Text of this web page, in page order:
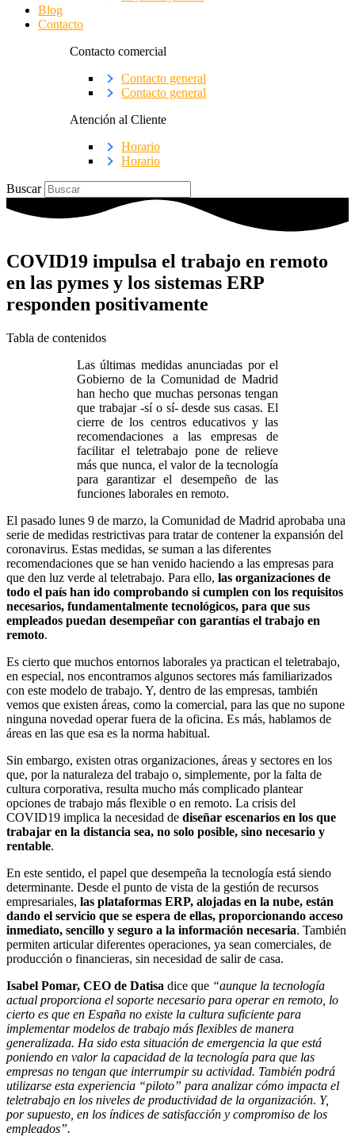
Blog
Contacto
Contacto comercial
Contacto general
Contacto general
Atención al Cliente
Horario
Horario
Buscar
COVID19 impulsa el trabajo en remoto
en las pymes y los sistemas ERP
responden positivamente
Tabla de contenidos
Las últimas medidas anunciadas por el
Gobierno de la Comunidad de Madrid
han hecho que muchas personas tengan
que trabajar -sí o sí- desde sus casas. El
cierre de los centros educativos y las
recomendaciones a las empresas de
facilitar el teletrabajo pone de relieve
más que nunca, el valor de la tecnología
para garantizar el desempeño de las
funciones laborales en remoto.
El pasado lunes 9 de marzo, la Comunidad de Madrid aprobaba una
serie de medidas restrictivas para tratar de contener la expansión del
coronavirus. Estas medidas, se suman a las diferentes
recomendaciones que se han venido haciendo a las empresas para
que den luz verde al teletrabajo. Para ello, las organizaciones de
todo el país han ido comprobando si cumplen con los requisitos
necesarios, fundamentalmente tecnológicos, para que sus
empleados puedan desempeñar con garantías el trabajo en
remoto.
Es cierto que muchos entornos laborales ya practican el teletrabajo,
en especial, nos encontramos algunos sectores más familiarizados
con este modelo de trabajo. Y, dentro de las empresas, también
vemos que existen áreas, como la comercial, para las que no supone
ninguna novedad operar fuera de la oficina. Es más, hablamos de
áreas en las que esa es la norma habitual.
Sin embargo, existen otras organizaciones, áreas y sectores en los
que, por la naturaleza del trabajo o, simplemente, por la falta de
cultura corporativa, resulta mucho más complicado plantear
opciones de trabajo más flexible o en remoto. La crisis del
COVID19 implica la necesidad de diseñar escenarios en los que
trabajar en la distancia sea, no solo posible, sino necesario y
rentable.
En este sentido, el papel que desempeña la tecnología está siendo
determinante. Desde el punto de vista de la gestión de recursos
empresariales, las plataformas ERP, alojadas en la nube, están
dando el servicio que se espera de ellas, proporcionando acceso
inmediato, sencillo y seguro a la información necesaria. También
permiten articular diferentes operaciones, ya sean comerciales, de
producción o financieras, sin necesidad de salir de casa.
Isabel Pomar, CEO de Datisa dice que “aunque la tecnología
actual proporciona el soporte necesario para operar en remoto, lo
cierto es que en España no existe la cultura suficiente para
implementar modelos de trabajo más flexibles de manera
generalizada. Ha sido esta situación de emergencia la que está
poniendo en valor la capacidad de la tecnología para que las
empresas no tengan que interrumpir su actividad. También podrá
utilizarse esta experiencia “piloto” para analizar cómo impacta el
teletrabajo en los niveles de productividad de la organización. Y,
por supuesto, en los índices de satisfacción y compromiso de los
empleados”.